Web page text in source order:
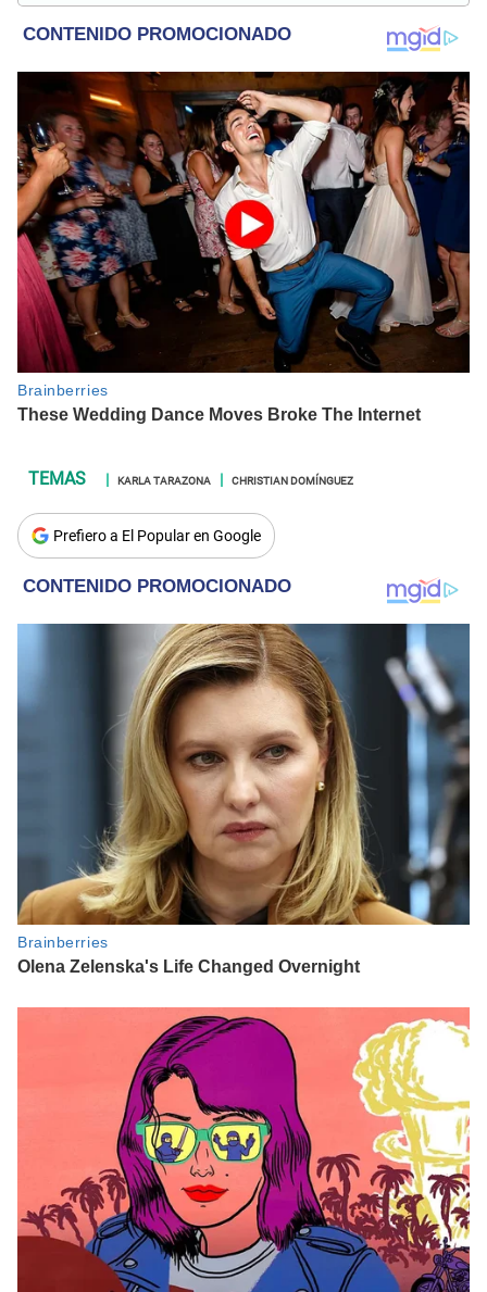
internacional; tendencias, películas y series.
KARLA TARAZONA CHRISTIAN DOMÍNGUEZ
Prefiero a El Popular en Google